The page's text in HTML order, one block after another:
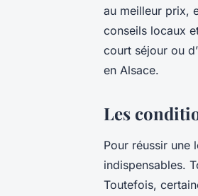
au meilleur prix,
conseils locaux
court séjour ou
en Alsace.
Les
Pour réussir une
indispensables.
Toutefois,